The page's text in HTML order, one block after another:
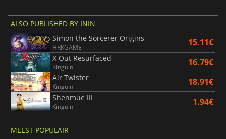
ALSO PUBLISHED BY ININ
Simon the Sorcerer Origins
HRKGAME 15.11€
X Out Resurfaced
Kinguin 16.79€
Air Twister
Kinguin 18.91€
Shenmue III
Kinguin 1.94€
MEEST POPULAIR